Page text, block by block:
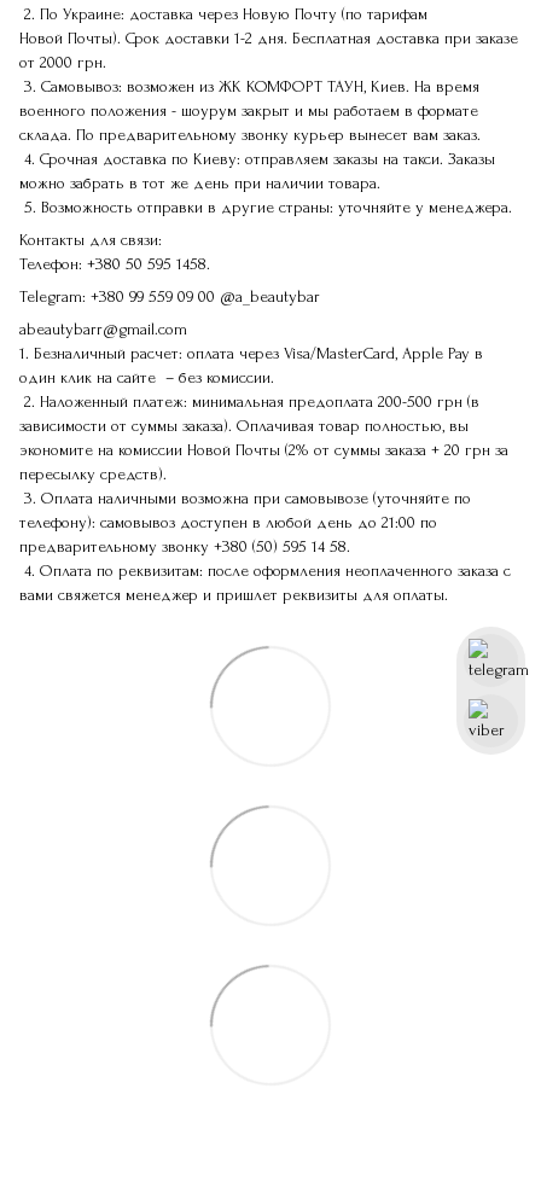
2. По Украине: доставка через Новую Почту (по тарифам
Новой Почты). Срок доставки 1-2 дня. Бесплатная доставка при заказе
от 2000 грн.
3. Самовывоз: возможен из ЖК КОМФОРТ ТАУН, Киев. На время
военного положения - шоурум закрыт и мы работаем в формате
склада. По предварительному звонку курьер вынесет вам заказ.
4. Срочная доставка по Киеву: отправляем заказы на такси. Заказы
можно забрать в тот же день при наличии товара.
5. Возможность отправки в другие страны: уточняйте у менеджера.
Контакты для связи:
Телефон: +380 50 595 1458.
Telegram: +380 99 559 09 00 @a_beautybar
abeautybarr@gmail.com
1. Безналичный расчет: оплата через Visa/MasterCard, Apple Pay в
один клик на сайте – без комиссии.
2. Наложенный платеж: минимальная предоплата 200-500 грн (в
зависимости от суммы заказа). Оплачивая товар полностью, вы
экономите на комиссии Новой Почты (2% от суммы заказа + 20 грн за
пересылку средств).
3. Оплата наличными возможна при самовывозе (уточняйте по
телефону): самовывоз доступен в любой день до 21:00 по
предварительному звонку +380 (50) 595 14 58.
4. Оплата по реквизитам: после оформления неоплаченного заказа с
вами свяжется менеджер и пришлет реквизиты для оплаты.